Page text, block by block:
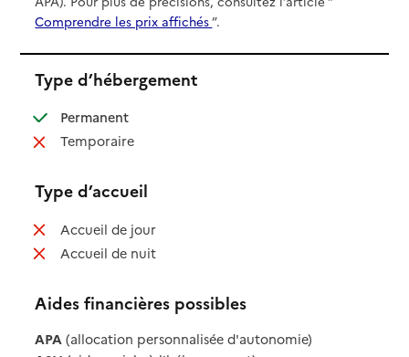
Comprendre les prix affichés”.
Type d’hébergement
Permanent: disponible
Temporaire: non disponible
Type d’accueil
Accueil de jour: non disponible
Accueil de nuit: non disponible
Aides financières possibles
APA (allocation personnalisée d'autonomie)